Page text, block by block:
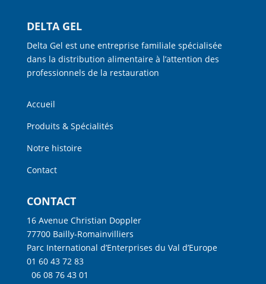
DELTA GEL
Delta Gel est une entreprise familiale spécialisée
dans la distribution alimentaire à l’attention des
professionnels de la restauration
Accueil
Produits & Spécialités
Notre histoire
Contact
CONTACT
16 Avenue Christian Doppler
77700 Bailly-Romainvilliers
Parc International d’Enterprises du Val d’Europe
01 60 43 72 83
06 08 76 43 01